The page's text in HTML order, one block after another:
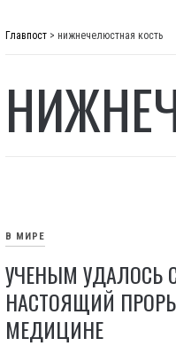
Главпост > нижнечелюстная кость
В МИРЕ
УЧЕНЫМ УДАЛОСЬ
НАСТОЯЩИЙ
МЕДИЦИНЕ